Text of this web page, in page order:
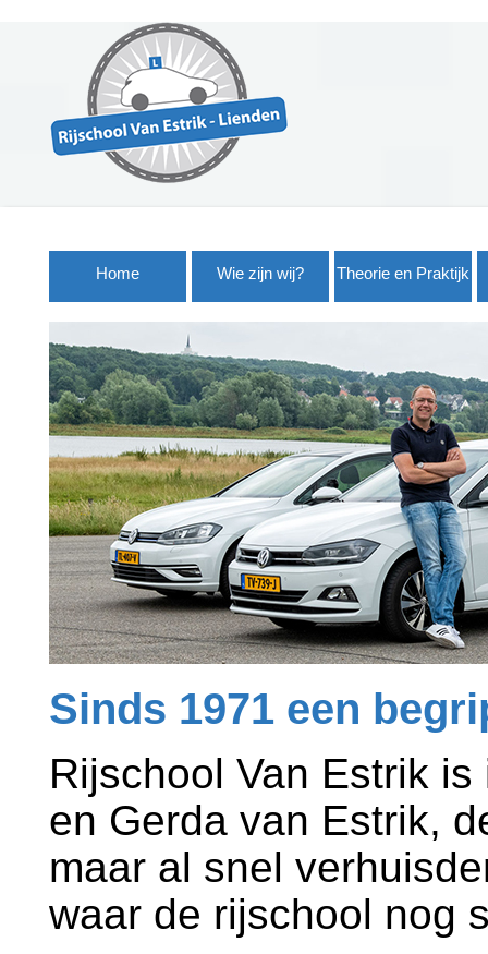
Home Wie zijn wij? Theorie en Praktijk
Sinds 1971 een
Rijschool Van Estrik
en Gerda van Estrik,
maar al snel
waar de rijschool nog